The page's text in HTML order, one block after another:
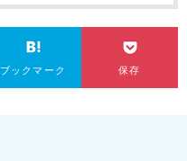
ブックマーク 保存